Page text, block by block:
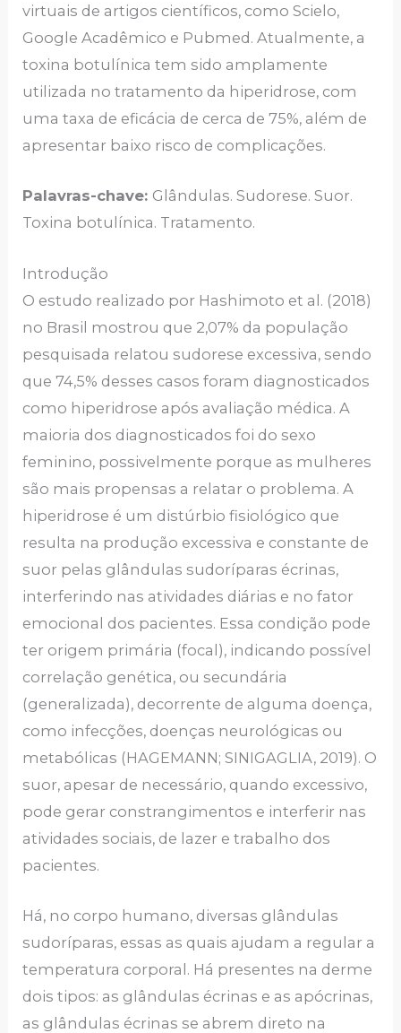
virtuais de artigos científicos, como Scielo,
Google Acadêmico e Pubmed. Atualmente, a
toxina botulínica tem sido amplamente
utilizada no tratamento da hiperidrose, com
uma taxa de eficácia de cerca de 75%, além de
apresentar baixo risco de complicações.
Palavras-chave: Glândulas. Sudorese. Suor.
Toxina botulínica. Tratamento.
Introdução
O estudo realizado por Hashimoto et al. (2018)
no Brasil mostrou que 2,07% da população
pesquisada relatou sudorese excessiva, sendo
que 74,5% desses casos foram diagnosticados
como hiperidrose após avaliação médica. A
maioria dos diagnosticados foi do sexo
feminino, possivelmente porque as mulheres
são mais propensas a relatar o problema. A
hiperidrose é um distúrbio fisiológico que
resulta na produção excessiva e constante de
suor pelas glândulas sudoríparas écrinas,
interferindo nas atividades diárias e no fator
emocional dos pacientes. Essa condição pode
ter origem primária (focal), indicando possível
correlação genética, ou secundária
(generalizada), decorrente de alguma doença,
como infecções, doenças neurológicas ou
metabólicas (HAGEMANN; SINIGAGLIA, 2019). O
suor, apesar de necessário, quando excessivo,
pode gerar constrangimentos e interferir nas
atividades sociais, de lazer e trabalho dos
pacientes.
Há, no corpo humano, diversas glândulas
sudoríparas, essas as quais ajudam a regular a
temperatura corporal. Há presentes na derme
dois tipos: as glândulas écrinas e as apócrinas,
as glândulas écrinas se abrem direto na